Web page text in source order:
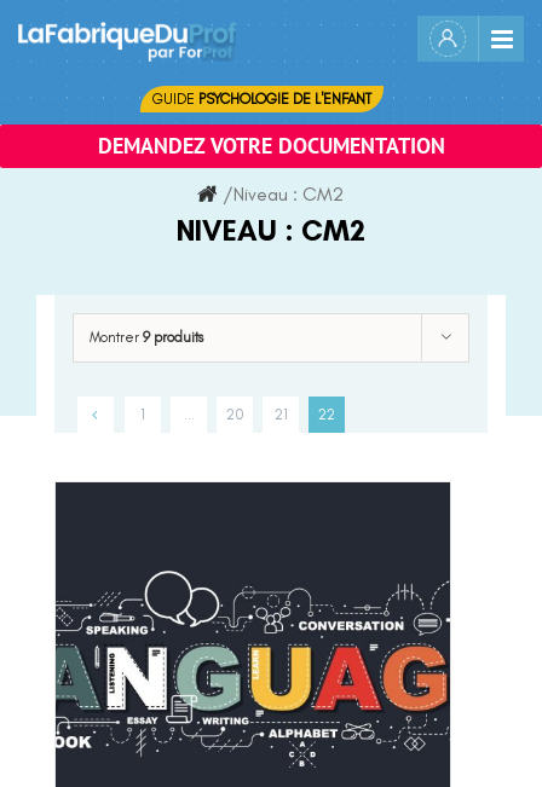
content
GUIDE PSYCHOLOGIE DE L'ENFANT
DEMANDEZ VOTRE DOCUMENTATION
/Niveau : CM2
NIVEAU : CM2
Montrer 9 produits
1 20 21 22